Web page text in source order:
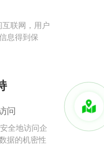
联网，用户
息得到保
问
全地访问企
据的机密性